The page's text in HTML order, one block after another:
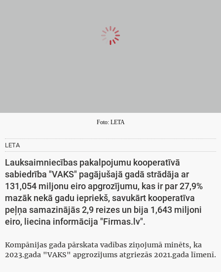
Foto: LETA
LETA
Lauksaimniecības pakalpojumu kooperatīvā
sabiedrība "VAKS" pagājušajā gadā strādāja ar
131,054 miljonu eiro apgrozījumu, kas ir par 27,9%
mazāk nekā gadu iepriekš, savukārt kooperatīva
peļņa samazinājās 2,9 reizes un bija 1,643 miljoni
eiro, liecina informācija "Firmas.lv".
Kompānijas gada pārskata vadības ziņojumā minēts, ka
2023.gada "VAKS" apgrozījums atgriezās 2021.gada līmenī.